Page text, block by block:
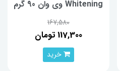
Whitening وی وان 90 گرم
167,580
117,300 تومان
خرید